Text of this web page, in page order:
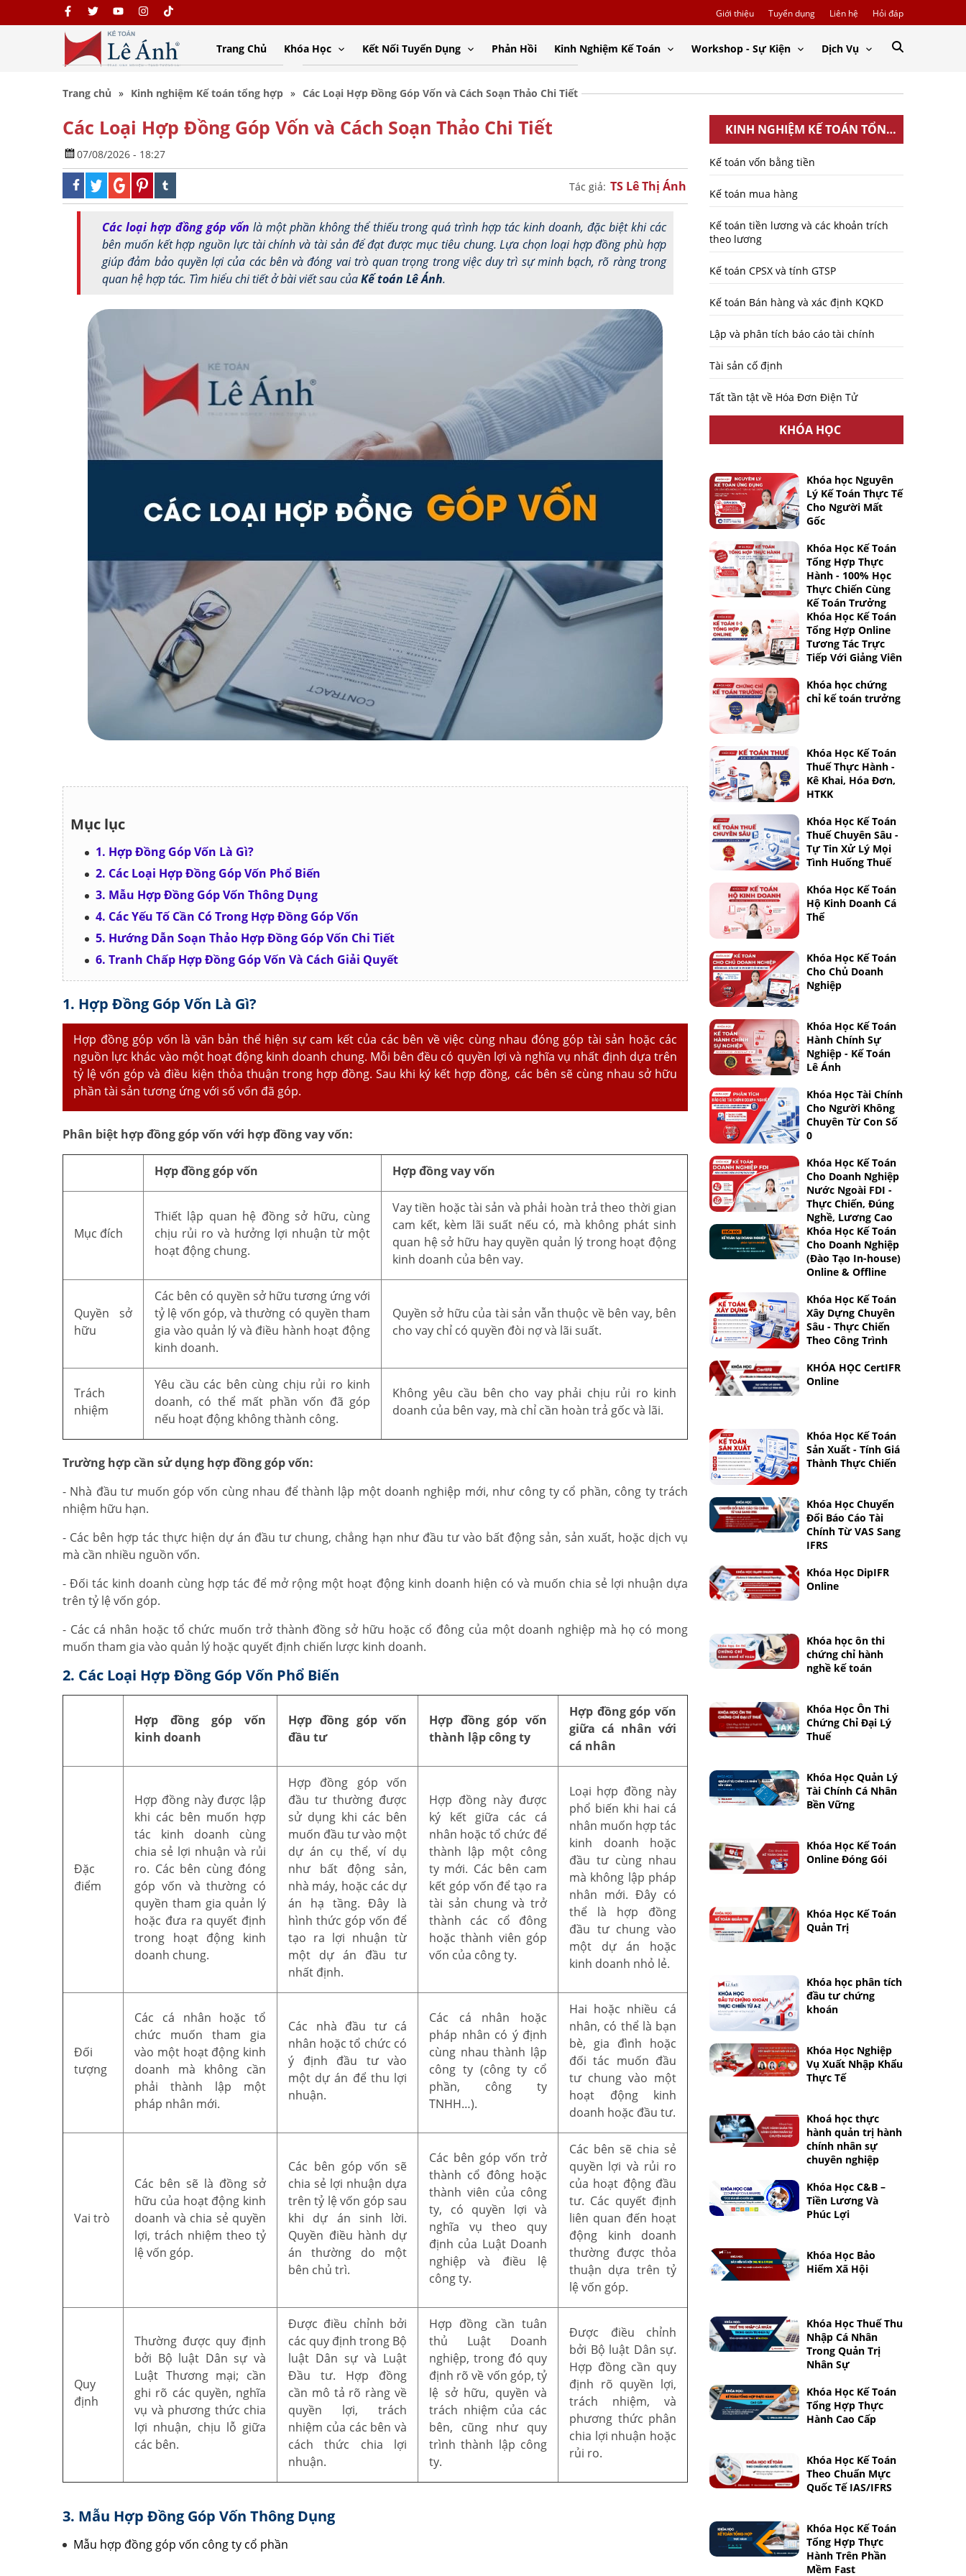
Giới thiệu Tuyển dụng Liên hệ Hỏi đáp
Trang Chủ Khóa Học Kết Nối Tuyển Dụng Phản Hồi Kinh Nghiệm Kế Toán Workshop - Sự Kiện Dịch Vụ
Trang chủ Kinh nghiệm Kế toán tổng hợp Các Loại Hợp Đồng Góp Vốn và Cách Soạn Thảo Chi Tiết
Các Loại Hợp Đồng Góp Vốn và Cách Soạn Thảo Chi Tiết
07/08/2026 - 18:27
Tác giả: TS Lê Thị Ánh
Các loại hợp đồng góp vốn là một phần không thể thiếu trong quá trình hợp tác kinh doanh, đặc biệt khi các
bên muốn kết hợp nguồn lực tài chính và tài sản để đạt được mục tiêu chung. Lựa chọn loại hợp đồng phù hợp
giúp đảm bảo quyền lợi của các bên và đóng vai trò quan trọng trong việc duy trì sự minh bạch, rõ ràng trong
quan hệ hợp tác. Tìm hiểu chi tiết ở bài viết sau củaKế toán Lê Ánh.
Mục lục
1. Hợp Đồng Góp Vốn Là Gì?
2. Các Loại Hợp Đồng Góp Vốn Phổ Biến
3. Mẫu Hợp Đồng Góp Vốn Thông Dụng
4. Các Yếu Tố Cần Có Trong Hợp Đồng Góp Vốn
5. Hướng Dẫn Soạn Thảo Hợp Đồng Góp Vốn Chi Tiết
6. Tranh Chấp Hợp Đồng Góp Vốn Và Cách Giải Quyết
1. Hợp Đồng Góp Vốn Là Gì?
Hợp đồng góp vốn là văn bản thể hiện sự cam kết của các bên về việc cùng nhau đóng góp tài sản hoặc các
nguồn lực khác vào một hoạt động kinh doanh chung. Mỗi bên đều có quyền lợi và nghĩa vụ nhất định dựa trên
tỷ lệ vốn góp và điều kiện thỏa thuận trong hợp đồng. Sau khi ký kết hợp đồng, các bên sẽ cùng nhau sở hữu
phần tài sản tương ứng với số vốn đã góp.
Phân biệt hợp đồng góp vốn với hợp đồng vay vốn:
Hợp đồng góp vốn Hợp đồng vay vốn
Mục đích
Thiết lập quan hệ đồng sở hữu, cùng
chịu rủi ro và hưởng lợi nhuận từ một
hoạt động chung.
Vay tiền hoặc tài sản và phải hoàn trả theo thời gian
cam kết, kèm lãi suất nếu có, mà không phát sinh
quan hệ sở hữu hay quyền quản lý trong hoạt động
kinh doanh của bên vay.
Quyền sở
hữu
Các bên có quyền sở hữu tương ứng với
tỷ lệ vốn góp, và thường có quyền tham
gia vào quản lý và điều hành hoạt động
kinh doanh.
Quyền sở hữu của tài sản vẫn thuộc về bên vay, bên
cho vay chỉ có quyền đòi nợ và lãi suất.
Trách
nhiệm
Yêu cầu các bên cùng chịu rủi ro kinh
doanh, có thể mất phần vốn đã góp
nếu hoạt động không thành công.
Không yêu cầu bên cho vay phải chịu rủi ro kinh
doanh của bên vay, mà chỉ cần hoàn trả gốc và lãi.
Trường hợp cần sử dụng hợp đồng góp vốn:
- Nhà đầu tư muốn góp vốn cùng nhau để thành lập một doanh nghiệp mới, như công ty cổ phần, công ty trách
nhiệm hữu hạn.
- Các bên hợp tác thực hiện dự án đầu tư chung, chẳng hạn như đầu tư vào bất động sản, sản xuất, hoặc dịch vụ
mà cần nhiều nguồn vốn.
- Đối tác kinh doanh cùng hợp tác để mở rộng một hoạt động kinh doanh hiện có và muốn chia sẻ lợi nhuận dựa
trên tỷ lệ vốn góp.
- Các cá nhân hoặc tổ chức muốn trở thành đồng sở hữu hoặc cổ đông của một doanh nghiệp mà họ có mong
muốn tham gia vào quản lý hoặc quyết định chiến lược kinh doanh.
2. Các Loại Hợp Đồng Góp Vốn Phổ Biến
Hợp đồng góp vốn
kinh doanh
Hợp đồng góp vốn
đầu tư
Hợp đồng góp vốn
thành lập công ty
Hợp đồng góp vốn
giữa cá nhân với
cá nhân
Đặc
điểm
Hợp đồng này được lập
khi các bên muốn hợp
tác kinh doanh cùng
chia sẻ lợi nhuận và rủi
ro. Các bên cùng đóng
góp vốn và thường có
quyền tham gia quản lý
hoặc đưa ra quyết định
trong hoạt động kinh
doanh chung.
Hợp đồng góp vốn
đầu tư thường được
sử dụng khi các bên
muốn đầu tư vào một
dự án cụ thể, ví dụ
như bất động sản,
nhà máy, hoặc các dự
án hạ tầng. Đây là
hình thức góp vốn để
tạo ra lợi nhuận từ
một dự án đầu tư
nhất định.
Hợp đồng này được
ký kết giữa các cá
nhân hoặc tổ chức để
thành lập một công
ty mới. Các bên cam
kết góp vốn để tạo ra
tài sản chung và trở
thành các cổ đông
hoặc thành viên góp
vốn của công ty.
Loại hợp đồng này
phổ biến khi hai cá
nhân muốn hợp tác
kinh doanh hoặc
đầu tư cùng nhau
mà không lập pháp
nhân mới. Đây có
thể là hợp đồng
đầu tư chung vào
một dự án hoặc
kinh doanh nhỏ lẻ.
Đối
tượng
Các cá nhân hoặc tổ
chức muốn tham gia
vào một hoạt động kinh
doanh mà không cần
phải thành lập một
pháp nhân mới.
Các nhà đầu tư cá
nhân hoặc tổ chức có
ý định đầu tư vào
một dự án để thu lợi
nhuận.
Các cá nhân hoặc
pháp nhân có ý định
cùng nhau thành lập
công ty (công ty cổ
phần, công ty
TNHH…).
Hai hoặc nhiều cá
nhân, có thể là bạn
bè, gia đình hoặc
đối tác muốn đầu
tư chung vào một
hoạt động kinh
doanh hoặc đầu tư.
Vai trò
Các bên sẽ là đồng sở
hữu của hoạt động kinh
doanh và chia sẻ quyền
lợi, trách nhiệm theo tỷ
lệ vốn góp.
Các bên góp vốn sẽ
chia sẻ lợi nhuận dựa
trên tỷ lệ vốn góp sau
khi dự án sinh lời.
Quyền điều hành dự
án thường do một
bên chủ trì.
Các bên góp vốn trở
thành cổ đông hoặc
thành viên của công
ty, có quyền lợi và
nghĩa vụ theo quy
định của Luật Doanh
nghiệp và điều lệ
công ty.
Các bên sẽ chia sẻ
quyền lợi và rủi ro
của hoạt động đầu
tư. Các quyết định
liên quan đến hoạt
động kinh doanh
thường được thỏa
thuận dựa trên tỷ
lệ vốn góp.
Quy
định
Thường được quy định
bởi Bộ luật Dân sự và
Luật Thương mại; cần
ghi rõ các quyền, nghĩa
vụ và phương thức chia
lợi nhuận, chịu lỗ giữa
các bên.
Được điều chỉnh bởi
các quy định trong Bộ
luật Dân sự và Luật
Đầu tư. Hợp đồng
cần mô tả rõ ràng về
quyền lợi, trách
nhiệm của các bên và
cách thức chia lợi
nhuận.
Hợp đồng cần tuân
thủ Luật Doanh
nghiệp, trong đó quy
định rõ về vốn góp, tỷ
lệ sở hữu, quyền và
trách nhiệm của các
bên, cũng như quy
trình thành lập công
ty.
Được điều chỉnh
bởi Bộ luật Dân sự.
Hợp đồng cần quy
định rõ quyền lợi,
trách nhiệm, và
phương thức phân
chia lợi nhuận hoặc
rủi ro.
3. Mẫu Hợp Đồng Góp Vốn Thông Dụng
Mẫu hợp đồng góp vốn công ty cổ phần
KINH NGHIỆM KẾ TOÁN TỔNG
HỢP
Kế toán vốn bằng tiền
Kế toán mua hàng
Kế toán tiền lương và các khoản trích
theo lương
Kế toán CPSX và tính GTSP
Kế toán Bán hàng và xác định KQKD
Lập và phân tích báo cáo tài chính
Tài sản cố định
Tất tần tật về Hóa Đơn Điện Tử
KHÓA HỌC
Khóa học Nguyên
Lý Kế Toán Thực Tế
Cho Người Mất
Gốc
Khóa Học Kế Toán
Tổng Hợp Thực
Hành - 100% Học
Thực Chiến Cùng
Kế Toán Trưởng
Khóa Học Kế Toán
Tổng Hợp Online
Tương Tác Trực
Tiếp Với Giảng Viên
Khóa học chứng
chỉ kế toán trưởng
Khóa Học Kế Toán
Thuế Thực Hành -
Kê Khai, Hóa Đơn,
HTKK
Khóa Học Kế Toán
Thuế Chuyên Sâu -
Tự Tin Xử Lý Mọi
Tình Huống Thuế
Khóa Học Kế Toán
Hộ Kinh Doanh Cá
Thể
Khóa Học Kế Toán
Cho Chủ Doanh
Nghiệp
Khóa Học Kế Toán
Hành Chính Sự
Nghiệp - Kế Toán
Lê Ánh
Khóa Học Tài Chính
Cho Người Không
Chuyên Từ Con Số
0
Khóa Học Kế Toán
Cho Doanh Nghiệp
Nước Ngoài FDI -
Thực Chiến, Đúng
Nghề, Lương Cao
Khóa Học Kế Toán
Cho Doanh Nghiệp
(Đào Tạo In-house)
Online & Offline
Khóa Học Kế Toán
Xây Dựng Chuyên
Sâu - Thực Chiến
Theo Công Trình
KHÓA HỌC CertIFR
Online
Khóa Học Kế Toán
Sản Xuất - Tính Giá
Thành Thực Chiến
Khóa Học Chuyển
Đổi Báo Cáo Tài
Chính Từ VAS Sang
IFRS
Khóa Học DipIFR
Online
Khóa học ôn thi
chứng chỉ hành
nghề kế toán
Khóa Học Ôn Thi
Chứng Chỉ Đại Lý
Thuế
Khóa Học Quản Lý
Tài Chính Cá Nhân
Bền Vững
Khóa Học Kế Toán
Online Đóng Gói
Khóa Học Kế Toán
Quản Trị
Khóa học phân tích
đầu tư chứng
khoán
Khóa Học Nghiệp
Vụ Xuất Nhập Khẩu
Thực Tế
Khoá học thực
hành quản trị hành
chính nhân sự
chuyên nghiệp
Khóa Học C&B –
Tiền Lương Và
Phúc Lợi
Khóa Học Bảo
Hiểm Xã Hội
Khóa Học Thuế Thu
Nhập Cá Nhân
Trong Quản Trị
Nhân Sự
Khóa Học Kế Toán
Tổng Hợp Thực
Hành Cao Cấp
Khóa Học Kế Toán
Theo Chuẩn Mực
Quốc Tế IAS/IFRS
Khóa Học Kế Toán
Tổng Hợp Thực
Hành Trên Phần
Mềm Fast